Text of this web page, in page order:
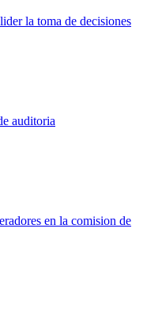
la toma de decisiones
auditoria
en la comision de